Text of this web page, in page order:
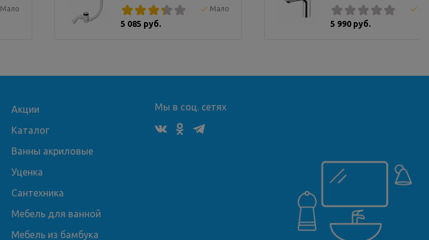
Мало Мало
5 085 руб. 5 990 руб.
Акции
Каталог
Ванны акриловые
Уценка
Сантехника
Мебель для ванной
Мебель из бамбука
Мы в соц. сетях